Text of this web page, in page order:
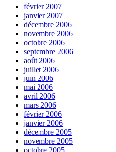
février 2007
janvier 2007
décembre 2006
novembre 2006
octobre 2006
septembre 2006
août 2006
juillet 2006
juin 2006
mai 2006
avril 2006
mars 2006
février 2006
janvier 2006
décembre 2005
novembre 2005
octobre 2005